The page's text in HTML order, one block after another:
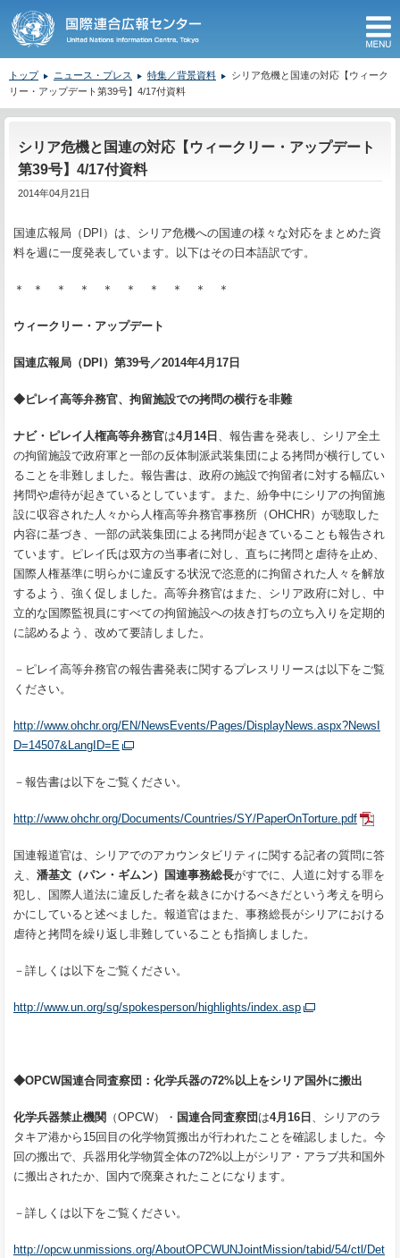
トップ ニュース・プレス 特集／背景資料
シリア危機と国連の対応【ウィーク
リー・アップデート第39号】4/17付資料
シリア危機と国連の対応【ウィークリー・アップデート
第39号】4/17付資料
2014年04月21日
国連広報局（DPI）は、シリア危機への国連の様々な対応をまとめた資
料を週に一度発表しています。以下はその日本語訳です。
＊ ＊ ＊ ＊ ＊ ＊ ＊ ＊ ＊ ＊
ウィークリー・アップデート
国連広報局（ DPI ）第39号／2014年4月17 日
◆ピレイ高等弁務官、拘留施設での拷問の横行を非難
ナビ・ピレイ人権高等弁務官は4月 14日 、報告書を発表し、シリア全土
の拘留施設で政府軍と一部の反体制派武装集団による拷問が横行してい
ることを非難しました。報告書は、政府の施設で拘留者に対する幅広い
拷問や虐待が起きているとしています。また、紛争中にシリアの拘留施
設に収容された人々から人権高等弁務官事務所（OHCHR）が聴取した
内容に基づき、一部の武装集団による拷問が起きていることも報告され
ています。ピレイ氏は双方の当事者に対し、直ちに拷問と虐待を止め、
国際人権基準に明らかに違反する状況で恣意的に拘留された人々を解放
するよう、強く促しました。高等弁務官はまた、シリア政府に対し、中
立的な国際監視員にすべての拘留施設への抜き打ちの立ち入りを定期的
に認めるよう、改めて要請しました。
－ピレイ高等弁務官の報告書発表に関するプレスリリースは以下をご覧
ください。
http://www.ohchr.org/EN/NewsEvents/Pages/DisplayNews.aspx?NewsI
D=14507&LangID=E
－報告書は以下をご覧ください。
http://www.ohchr.org/Documents/Countries/SY/PaperOnTorture.pdf
国連報道官は、シリアでのアカウンタビリティに関する記者の質問に答
え、 潘基文（パン・ギムン）国連事務総長がすでに、人道に対する罪を
犯し、国際人道法に違反した者を裁きにかけるべきだという考えを明ら
かにしていると述べました。報道官はまた、事務総長がシリアにおける
虐待と拷問を繰り返し非難していることも指摘しました。
－詳しくは以下をご覧ください。
http://www.un.org/sg/spokesperson/highlights/index.asp
◆OPCW国連合同査察団：化学兵器の72%以上をシリア国外に搬出
化学兵器禁止機関 （OPCW）・ 国連合同査察団 は4月 16 日 、シリアのラ
タキア港から15回目の化学物質搬出が行われたことを確認しました。今
回の搬出で、兵器用化学物質全体の72%以上がシリア・アラブ共和国外
に搬出されたか、国内で廃棄されたことになります。
－詳しくは以下をご覧ください。
http://opcw.unmissions.org/AboutOPCWUNJointMission/tabid/54/ctl/Det